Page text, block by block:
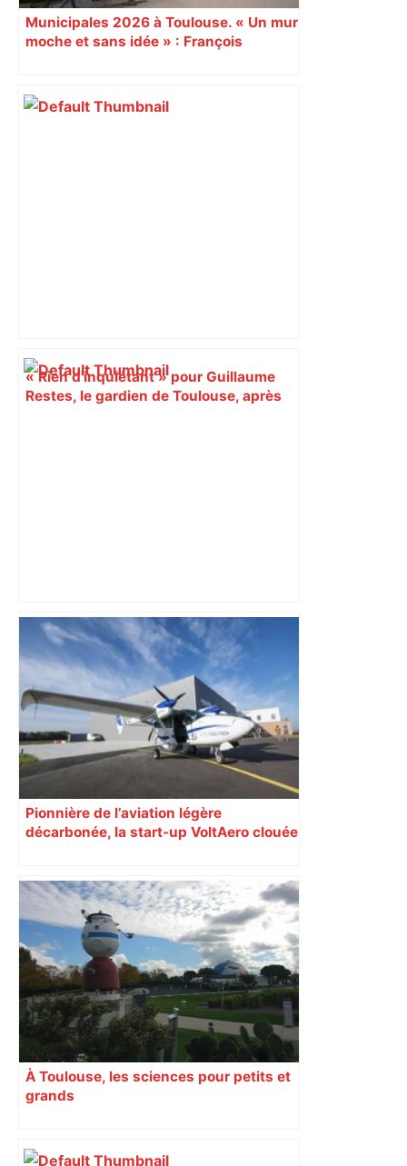
Municipales 2026 à Toulouse. « Un mur
moche et sans idée » : François
Augustins
« Rien d'inquiétant » pour Guillaume
Restes, le gardien de Toulouse, après
Bilan du marché du logement neuf :
une lueur d'espoir pour l'immobilier à
Toulouse ? – Actu.fr
Pionnière de l’aviation légère
décarbonée, la start-up VoltAero clouée
À Toulouse, les sciences pour petits et
grands